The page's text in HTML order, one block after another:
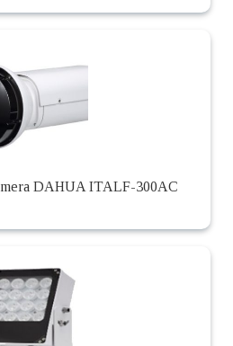
DAHUA ITALF-300AC